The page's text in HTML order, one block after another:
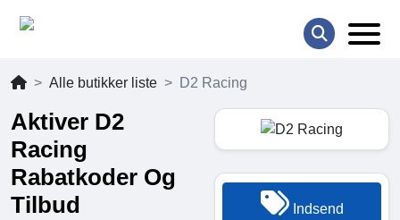
Alle butikker liste D2 Racing
Aktiver D2
Racing
Rabatkoder Og
Tilbud
Indsend